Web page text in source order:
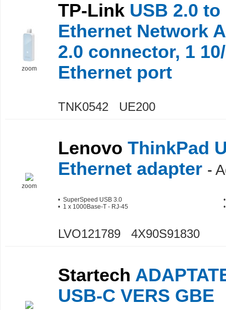
zoom
TP-Link USB 2.0
Ethernet Network
2.0 connector, 1
Ethernet port
TNK0542 UE200
zoom
Lenovo ThinkPad
Ethernet adapter -
• SuperSpeed USB 3.0
• 1 x 1000Base-T - RJ-45
LVO121789 4X90S91830
Startech
USB-C VERS GBE